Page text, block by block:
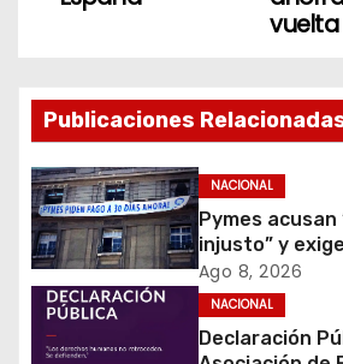
c
i
ó
n
d
e
Publicaciones
NACIONAL
Pymes
injusto” y
rechazar veto
pago oportuno
Ago 8, 2026
NACIONAL
Declaración